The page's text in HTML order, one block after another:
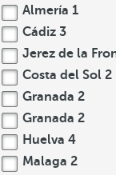
Almería 1
Cádiz 3
Jerez de la
Costa del Sol 2
Granada 2
Granada 2
Huelva 4
Malaga 2